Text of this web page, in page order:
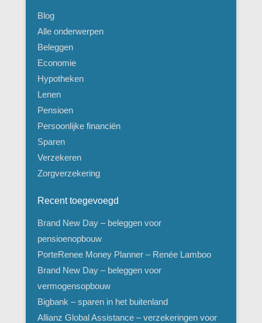
Blog
Alle onderwerpen
Beleggen
Economie
Hypotheken
Lenen
Pensioen
Persoonlijke financiën
Sparen
Verzekeren
Zorgverzekering
Recent toegevoegd
Brand New Day – beleggen voor
pensioenopbouw
PorteRenee Money Planner – Renée Lamboo
Brand New Day – beleggen voor
vermogensopbouw
Bigbank – sparen in het buitenland
Allianz Global Assistance – verzekeringen voor